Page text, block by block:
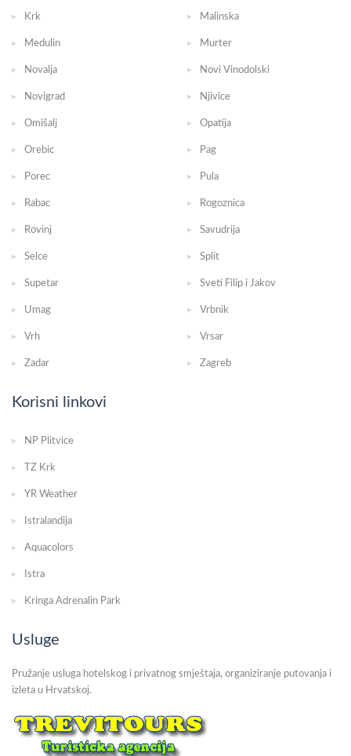
Krk Malinska
Medulin Murter
Novalja Novi Vinodolski
Novigrad Njivice
Omišalj Opatija
Orebic Pag
Porec Pula
Rabac Rogoznica
Rovinj Savudrija
Selce Split
Supetar Sveti Filip i Jakov
Umag Vrbnik
Vrh Vrsar
Zadar Zagreb
Korisni linkovi
NP Plitvice
TZ Krk
YR Weather
Istralandija
Aquacolors
Istra
Kringa Adrenalin Park
Usluge
Pružanje usluga hotelskog i privatnog smještaja, organiziranje putovanja i
izleta u Hrvatskoj.